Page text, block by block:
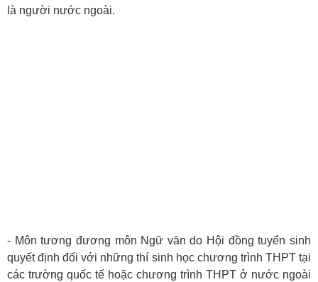
là người nước ngoài.
- Môn tương đương môn Ngữ văn do Hội đồng tuyển sinh
quyết định đối với những thí sinh học chương trình THPT tại
các trường quốc tế hoặc chương trình THPT ở nước ngoài